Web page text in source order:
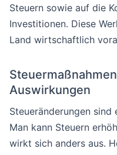
Steuern sowie auf die
Investitionen. Diese
Land wirtschaftlich
Auswirkungen
Steueränderungen
Man kann Steuern
wirkt sich anders aus.